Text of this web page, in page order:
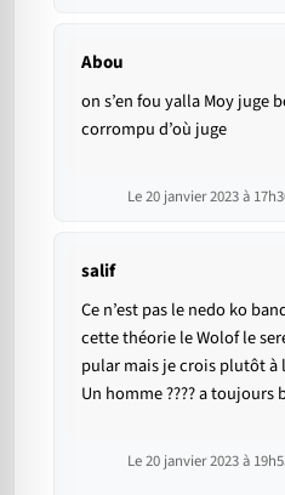
Abou
on s’en fou yalla Moy juge
corrompu d’où juge
Le 20 janvier 2023 à
salif
Ce n’est pas le nedo ko
cette théorie le Wolof le
pular mais je crois plutôt à
Un homme ???? a toujours
Le 20 janvier 2023 à